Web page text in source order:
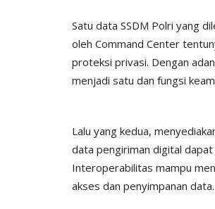
Satu data SSDM Polri yang
oleh Command Center
proteksi privasi. Dengan
menjadi satu dan fungsi
Lalu yang kedua,
data pengiriman digital
Interoperabilitas mampu
akses dan penyimpanan data.